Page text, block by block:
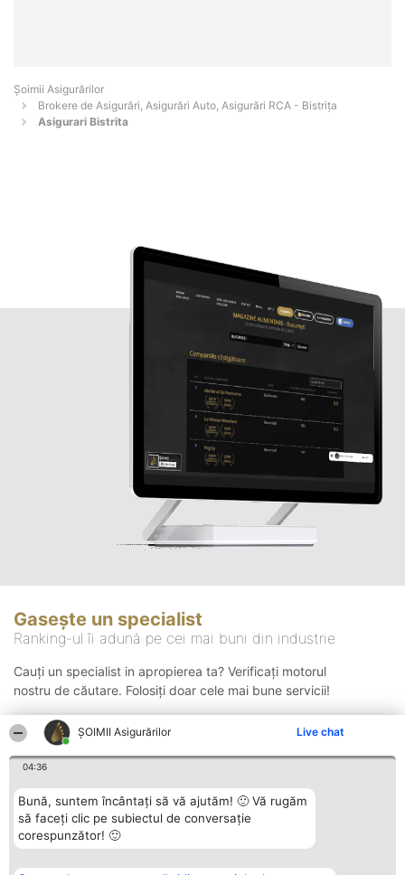
ȘOIMII Asigurărilor Live chat
04:36
Bună, suntem încântați să vă ajutăm! 🙂 Vă rugăm
să faceți clic pe subiectul de conversație
corespunzător! 🙂
Șoimii Asigurărilor
Brokere de Asigurări, Asigurări Auto, Asigurări RCA - Bistriţa
Asigurari Bistrita
Gasește un specialist
Ranking-ul îi adună pe cei mai buni din industrie
Cauți un specialist in apropierea ta? Verificați motorul
nostru de căutare. Folosiți doar cele mai bune servicii!